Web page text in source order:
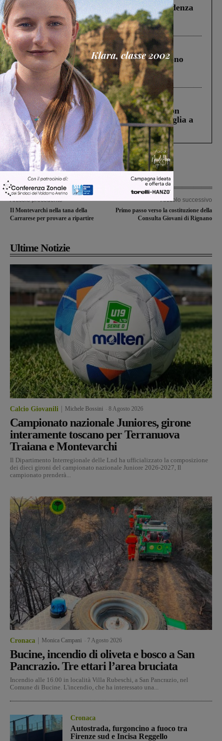
Piscina di Figline finanziata oltre la scadenza
Pnrr, il gruppo di Fratelli d’Italia: “Un
ringraziamento al Governo”
Cronaca 4 Agosto 2026
Un anno fa la strage in A1 in cui morirono
Gianni, Giulia e Franco. Lo schianto, il
processo, lo stop ai sorpassi fra tir....
Cronaca 3 Agosto 2026
Scomparso da una struttura di Castiglion
Fiorentino l’uomo che aveva ucciso la figlia a
Levane nel 2020
Articolo precedente
Il Montevarchi nella tana della
Carrarese per provare a ripartire
Articolo successivo
Primo passo verso la costituzione della
Consulta Giovani di Rignano
Ultime Notizie
Calcio Giovanili Michele Bossini 8 Agosto 2026
Campionato nazionale Juniores, girone
interamente toscano per Terranuova
Traiana e Montevarchi
Il Dipartimento Interregionale delle Lnd ha ufficializzato la composizione
dei dieci gironi del campionato nazionale Juniore 2026-2027, Il
campionato prenderà...
Cronaca Monica Campani 7 Agosto 2026
Bucine, incendio di oliveta e bosco a San
Pancrazio. Tre ettari l’area bruciata
Incendio alle 16.00 in località Villa Rubeschi, a San Pancrazio, nel
Comune di Bucine. L'incendio, che ha interessato una...
Cronaca
Autostrada, furgoncino a fuoco tra
Firenze sud e Incisa Reggello